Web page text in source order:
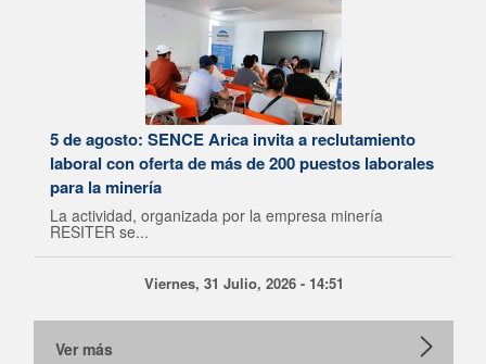
5 de agosto: SENCE Arica invita a reclutamiento
laboral con oferta de más de 200 puestos laborales
para la minería
La actividad, organizada por la empresa minería
RESITER se...
Viernes, 31 Julio, 2026 - 14:51
Ver más